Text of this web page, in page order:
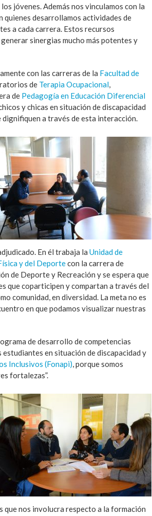
jóvenes. Además nos vinculamos con la
quienes desarrollamos actividades de
a cada carrera. Estos recursos
sinergias mucho más potentes y
con las carreras de la Facultad de
de Terapia Ocupacional,
de Pedagogía en Educación Diferencial
y chicas en situación de discapacidad
a través de esta interacción.
En él trabaja la Unidad de
y del Deportecon la carrera de
de Deporte y Recreación y se espera que
que coparticipen y compartan a través del
comunidad, en diversidad. La meta no es
en que podamos visualizar nuestras
de desarrollo de competencias
en situación de discapacidad y
Inclusivos (Fonapi) , porque somos
fortalezas”.
que nos involucra respecto a la formación